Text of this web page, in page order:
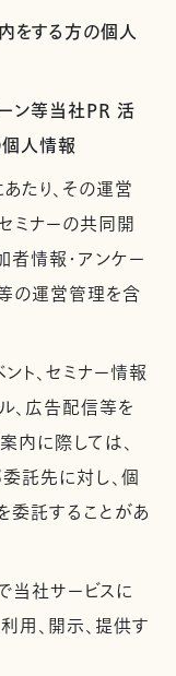
をする方の個人
ーン等当社PR 活
人情報
たり、その運営
ミナーの共同開
情報・アンケー
の運営管理を含
ント、セミナー情報
、広告配信等を
内に際しては、
託先に対し、個
委託することがあ
当社サービスに
用、開示、提供す